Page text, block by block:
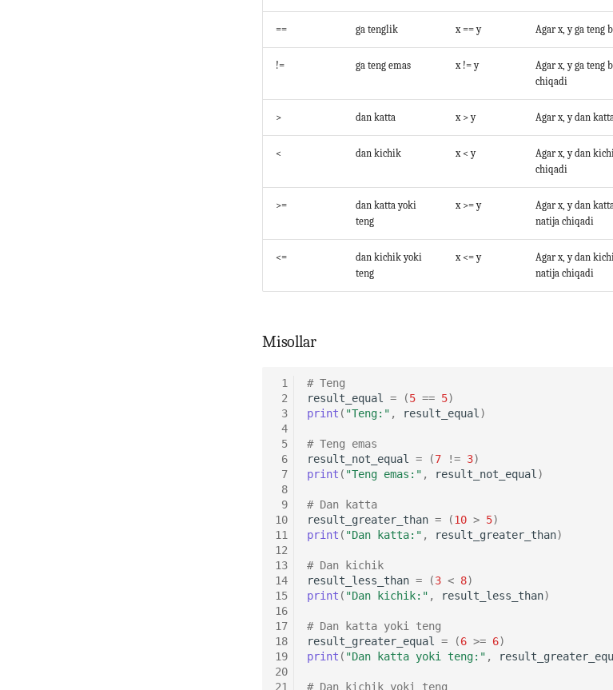
== ga tenglik x == y Agar x, y ga teng
!= ga teng emas x != y
Agar x, y ga teng
chiqadi
> dan katta x > y Agar x, y dan
< dan kichik x < y
Agar x, y dan
chiqadi
>=
dan katta yoki
teng
x >= y
Agar x, y dan
natija chiqadi
<=
dan kichik yoki
teng
x <= y
Agar x, y dan
natija chiqadi
Misollar
1
2
3
4
5
6
7
8
9
10
11
12
13
14
15
16
17
18
19
20
21
# Teng
result_equal
= (5 == 5)
print ( "Teng:" , result_equal )
# Teng emas
result_not_equal
= (7 != 3)
print ( "Teng emas:" , result_not_equal )
# Dan katta
result_greater_than = (10 > 5)
print ( "Dan katta:" , result_greater_than)
# Dan kichik
result_less_than = (3 < 8)
print ( "Dan kichik:" , result_less_than)
# Dan katta yoki teng
result_greater_equal
= (6 >= 6)
print ( "Dan katta yoki teng:" ,
# Dan kichik yoki teng